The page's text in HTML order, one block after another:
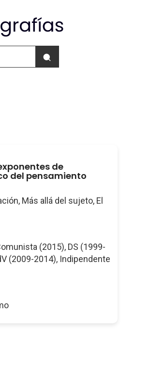
de
del pensamiento
Más allá del sujeto, El
(2015), DS (1999-
(2009-2014), Indipendente